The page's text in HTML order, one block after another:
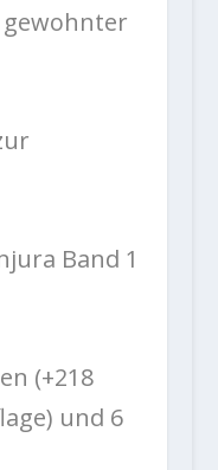
Band 1
(+218
und 6